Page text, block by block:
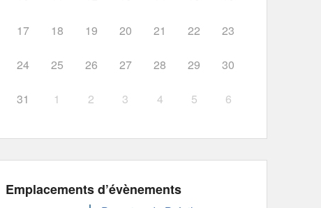
17 18 19 20 21 22 23
24 25 26 27 28 29 30
31 1 2 3 4 5 6
Emplacements d’évènements